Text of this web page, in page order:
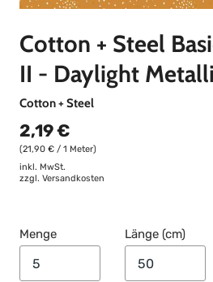
Cotton + Steel
II - Daylight
Cotton + Steel
2,19 €
(21,90 € / 1 Meter)
inkl. MwSt.
zzgl. Versandkosten
Menge Länge (cm)